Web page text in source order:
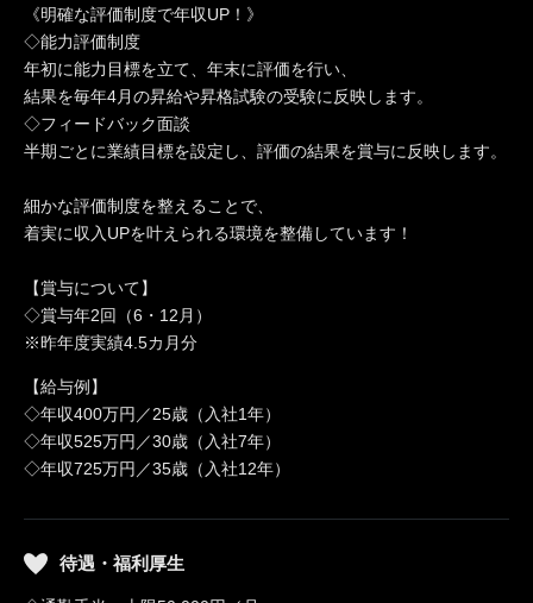
《明確な評価制度で年収UP！》
◇能力評価制度
年初に能力目標を立て、年末に評価を行い、
結果を毎年4月の昇給や昇格試験の受験に反映します。
◇フィードバック面談
半期ごとに業績目標を設定し、評価の結果を賞与に反映します。
細かな評価制度を整えることで、
着実に収入UPを叶えられる環境を整備しています！
【賞与について】
◇賞与年2回（6・12月）
※昨年度実績4.5カ月分
【給与例】
◇年収400万円／25歳（入社1年）
◇年収525万円／30歳（入社7年）
◇年収725万円／35歳（入社12年）
待遇・福利厚生